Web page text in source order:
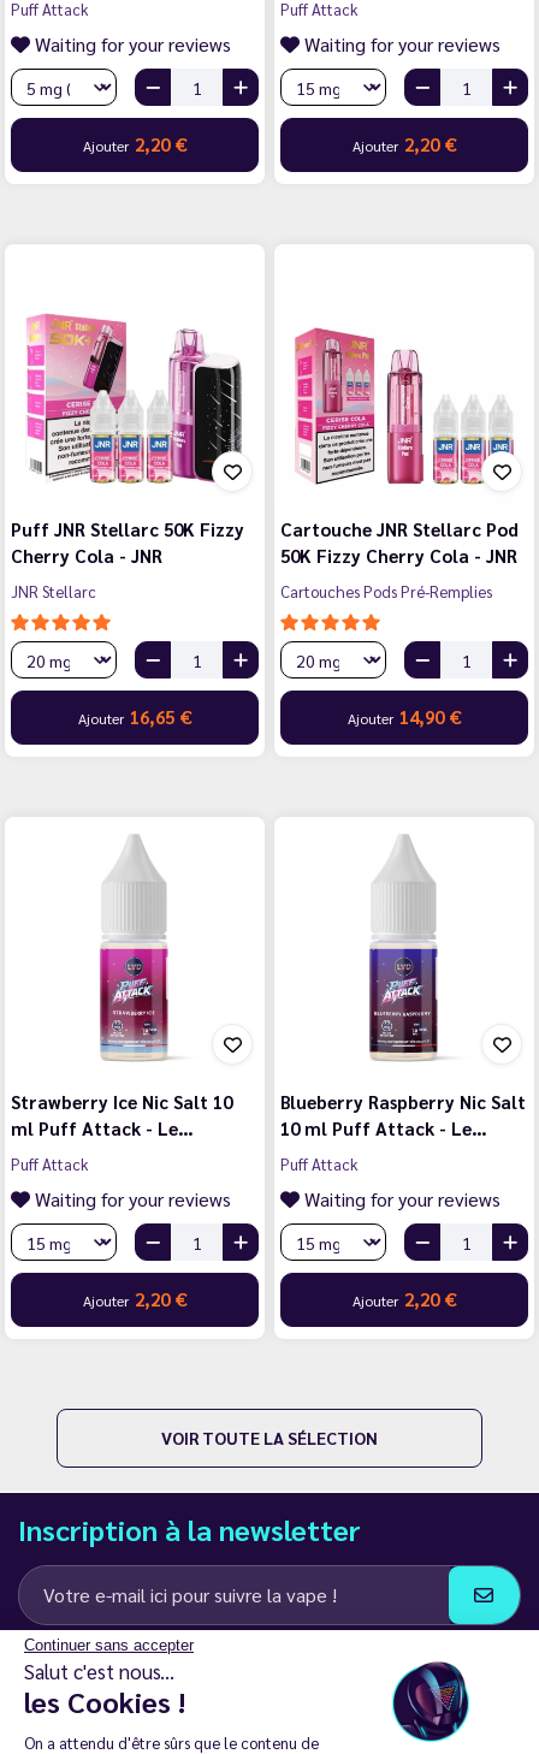
Continuer sans accepter
Salut c'est nous...
les Cookies !
On a attendu d'être sûrs que le contenu de
Puff Attack
Waiting for your reviews
Ajouter 2,20 €
Puff Attack
Waiting for your reviews
Ajouter 2,20 €
Puff JNR Stellarc 50K Fizzy
Cherry Cola - JNR
JNR Stellarc
Ajouter 16,65 €
Cartouche JNR Stellarc Pod
50K Fizzy Cherry Cola - JNR
Cartouches Pods Pré-Remplies
Ajouter 14,90 €
Strawberry Ice Nic Salt 10
ml Puff Attack - Le…
Puff Attack
Waiting for your reviews
Ajouter 2,20 €
Blueberry Raspberry Nic Salt
10 ml Puff Attack - Le…
Puff Attack
Waiting for your reviews
Ajouter 2,20 €
VOIR TOUTE LA SÉLECTION
Inscription à la newsletter
J’accepte de recevoir des communications e-mail et SMS de la part de
LD Groupe
Restez en contact